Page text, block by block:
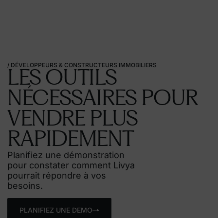
/ DÉVELOPPEURS & CONSTRUCTEURS IMMOBILIERS
LES OUTILS
NÉCESSAIRES POUR
VENDRE PLUS
RAPIDEMENT
Planifiez une démonstration
pour constater comment Livya
pourrait répondre à vos
besoins.
PLANIFIEZ UNE DEMO